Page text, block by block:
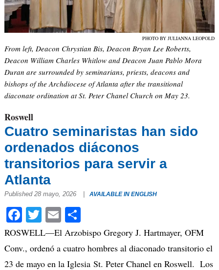
PHOTO BY JULIANNA LEOPOLD
From left, Deacon Chrystian Bis, Deacon Bryan Lee Roberts,
Deacon William Charles Whitlow and Deacon Juan Pablo Mora
Duran are surrounded by seminarians, priests, deacons and
bishops of the Archdiocese of Atlanta after the transitional
diaconate ordination at St. Peter Chanel Church on May 23.
Roswell
Cuatro seminaristas han sido
ordenados diáconos
transitorios para servir a
Atlanta
Published 28 mayo, 2026 AVAILABLE IN ENGLISH
Facebook
Twitter
EmailCompartir
ROSWELL—El Arzobispo Gregory J. Hartmayer, OFM
Conv., ordenó a cuatro hombres al diaconado transitorio el
23 de mayo en la Iglesia St. Peter Chanel en Roswell. Los